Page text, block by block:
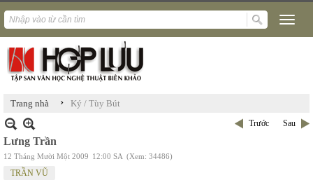
Trang nhà › Ký / Tùy Bút
Trước Sau
Lưng Trần
12 Tháng Mười Một 2009 12:00 SA (Xem: 34486)
TRẦN VŨ